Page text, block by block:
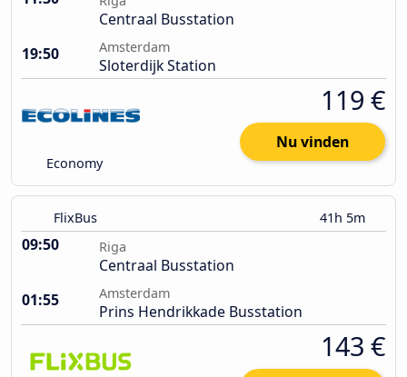
Centraal Busstation
19:50
Amsterdam
Sloterdijk Station
Economy
119 €
Nu vinden
FlixBus 41h 5m
09:50 Riga
Centraal Busstation
01:55
Amsterdam
Prins Hendrikkade Busstation
143 €